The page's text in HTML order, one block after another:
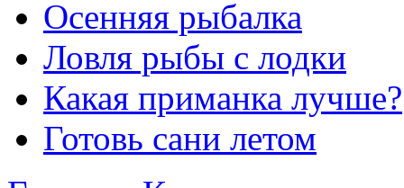
Осенняя рыбалка
Ловля рыбы с лодки
Какая приманка лучше?
Готовь сани летом